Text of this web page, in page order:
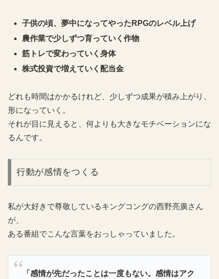
子供の頃、夢中になってやったRPGのレベル上げ
農作業で少しずつ育っていく作物
筋トレで変わっていく身体
株式投資で増えていく配当金
どれも時間はかかるけれど、少しずつ成果が積み上がり、
形になっていく。
それが目に見えると、何よりも大きなモチベーションにな
るんです。
行動が感情をつくる
私が大好きで尊敬しているキングコングの西野亮廣さん
が、
ある番組でこんな言葉をおっしゃっていました。
「感情が先だったことは一度もない。感情はアク